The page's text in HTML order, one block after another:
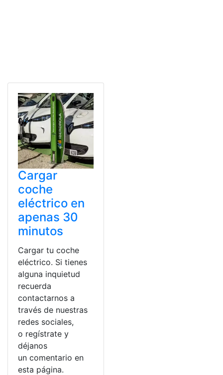
Cargar
coche
eléctrico en
apenas 30
minutos
Cargar tu coche
eléctrico. Si tienes
alguna inquietud
recuerda
contactarnos a
través de nuestras
redes sociales,
o regístrate y
déjanos
un comentario en
esta página.